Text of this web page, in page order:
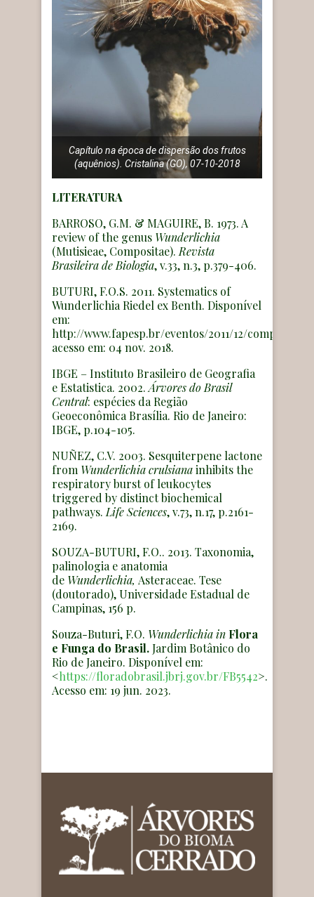
Capítulo na época de dispersão dos frutos
(aquênios). Cristalina (GO), 07-10-2018
LITERATURA
BARROSO, G.M. & MAGUIRE, B. 1973. A
review of the genus Wunderlichia
(Mutisieae, Compositae). Revista
Brasileira de Biologia, v.33, n.3, p.379-406.
BUTURI, F.O.S. 2011. Systematics of
Wunderlichia Riedel ex Benth. Disponível
em:
http://www.fapesp.br/eventos/2011/12/
acesso em: 04 nov. 2018.
IBGE – Instituto Brasileiro de Geografia
e Estatistica. 2002. Árvores do Brasil
Central: espécies da Região
Geoeconômica Brasília. Rio de Janeiro:
IBGE, p.104-105.
NUÑEZ, C.V. 2003. Sesquiterpene lactone
from Wunderlichia crulsianainhibits the
respiratory burst of leukocytes
triggered by distinct biochemical
pathways. Life Sciences, v.73, n.17, p.2161-
2169.
SOUZA-BUTURI, F.O.. 2013. Taxonomia,
palinologia e anatomia
de Wunderlichia, Asteraceae. Tese
(doutorado), Universidade Estadual de
Campinas, 156 p.
Souza-Buturi, F.O. Wunderlichiain Flora
e Funga do Brasil.Jardim Botânico do
Rio de Janeiro. Disponível em:
<https://floradobrasil.jbrj.gov.br/FB5542>.
Acesso em: 19 jun. 2023.